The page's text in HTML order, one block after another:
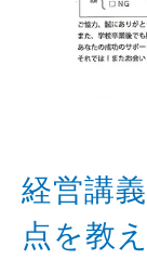
経営講
点を教